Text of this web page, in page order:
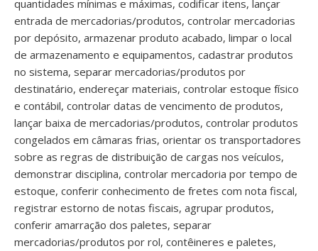
quantidades mínimas e máximas, codificar itens, lançar
entrada de mercadorias/produtos, controlar mercadorias
por depósito, armazenar produto acabado, limpar o local
de armazenamento e equipamentos, cadastrar produtos
no sistema, separar mercadorias/produtos por
destinatário, endereçar materiais, controlar estoque físico
e contábil, controlar datas de vencimento de produtos,
lançar baixa de mercadorias/produtos, controlar produtos
congelados em câmaras frias, orientar os transportadores
sobre as regras de distribuição de cargas nos veículos,
demonstrar disciplina, controlar mercadoria por tempo de
estoque, conferir conhecimento de fretes com nota fiscal,
registrar estorno de notas fiscais, agrupar produtos,
conferir amarração dos paletes, separar
mercadorias/produtos por rol, contêineres e paletes,